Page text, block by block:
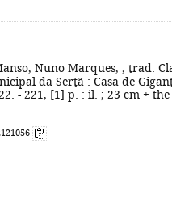
Nuno Marques, ; trad.
da Sertã : Casa de
- 221, [1] p. : il. ; 23 cm + the